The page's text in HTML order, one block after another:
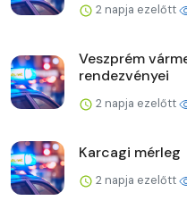
2 napja ezelőtt
Veszprém
rendezvényei
2 napja ezelőtt
Karcagi mérleg
2 napja ezelőtt